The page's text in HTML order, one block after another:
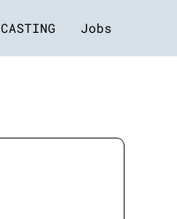
CASTING Jobs